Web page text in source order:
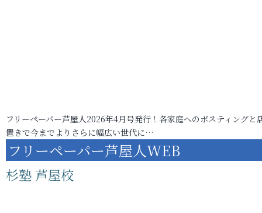
フリーペーパー芦屋人2026年4月号発行！各家庭へのポスティングと
置きで今までよりさらに幅広い世代に…
フリーペーパー芦屋人WEB
杉塾 芦屋校